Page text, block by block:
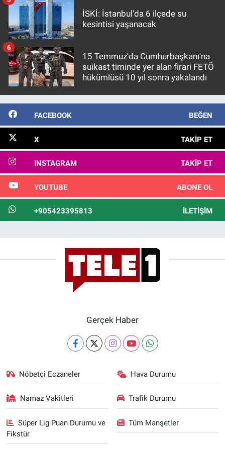
Kaynak:Haber Merkezi
İSKİ: İstanbul'da 6 ilçede su
kesintisi yaşanacak
15 Temmuz'da Cumhurbaşkanı'na
suikast timinde yer alan firari FETÖ
hükümlüsü 10 yıl sonra yakalandı
6
FACEBOOK BEĞEN
X TAKIP ET
INSTAGRAM TAKIP ET
YOUTUBE ABONE OL
+905423395813 İLETIŞIM
Gerçek Haber
Nöbetçi Eczaneler Hava Durumu
Namaz Vakitleri Trafik Durumu
Süper Lig Puan Durumu ve
Fikstür
Tüm Manşetler
Nedir
Popüler
Programlar
Sağlık
Spor
Türkiye'nin Gündemi
Yerel Gündem
Canlı Yayın